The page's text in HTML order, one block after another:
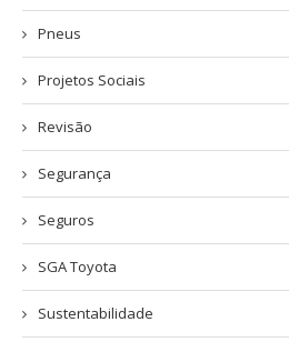
Pneus
Projetos Sociais
Revisão
Segurança
Seguros
SGA Toyota
Sustentabilidade